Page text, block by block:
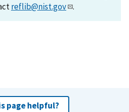
reflib@nist.gov .
page helpful?